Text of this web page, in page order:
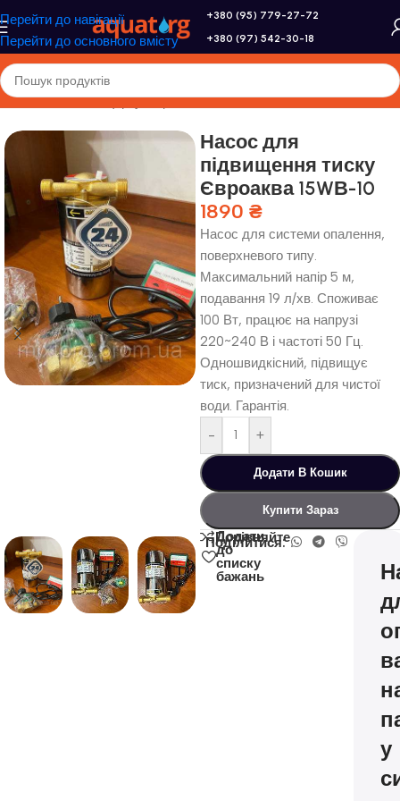
Перейти до навігації
Перейти до основного вмісту
+380 (95) 779-27-72
+380 (97) 542-30-18
Головна/Насоси/Циркуляційні насоси
Насос для
підвищення тиску
Євроаква 15WВ-10
1890 ₴
Насос для системи опалення,
поверхневого типу.
Максимальний напір 5 м,
подавання 19 л/хв. Споживає
100 Вт, працює на напрузі
220~240 В і частоті 50 Гц.
Одношвидкісний, підвищує
тиск, призначений для чистої
води. Гарантія.
-
+
Додати В Кошик
Купити Зараз
Порівняйте
Додати
до
списку
бажань
Поділитися:
у